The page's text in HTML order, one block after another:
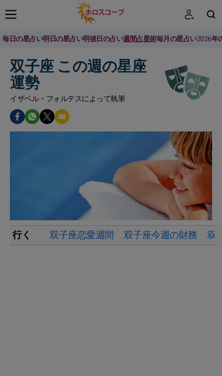
毎日の星占い明日の星占い明後日の占い週間占星術毎月の星占い2026年
双子座 この週の星座
運勢
イザベル・フォルテスによって執筆
行く 双子座恋愛週間 双子座今週の財務 双